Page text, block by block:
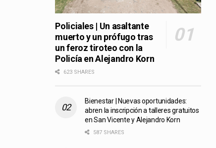
Policiales | Un asaltante
muerto y un prófugo tras
un feroz tiroteo con la
Policía en Alejandro Korn
623 SHARES
Bienestar | Nuevas oportunidades:
abren la inscripción a talleres gratuitos
en San Vicente y Alejandro Korn
587 SHARES